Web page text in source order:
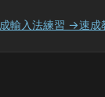
輸入法練習 →速